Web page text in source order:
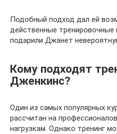
Подобный подход дал ей
действенные
подарили Джанет
Кому подходят
Дженкинс?
Один из самых популярных
рассчитан на
нагрузкам. Однако тренинг